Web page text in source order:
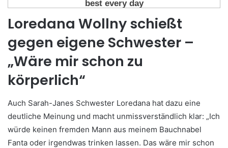
Loredana Wollny schießt
gegen eigene Schwester –
„Wäre mir schon zu
körperlich“
Auch Sarah-Janes Schwester Loredana hat dazu eine
deutliche Meinung und macht unmissverständlich klar: „Ich
würde keinen fremden Mann aus meinem Bauchnabel
Fanta oder irgendwas trinken lassen. Das wäre mir schon